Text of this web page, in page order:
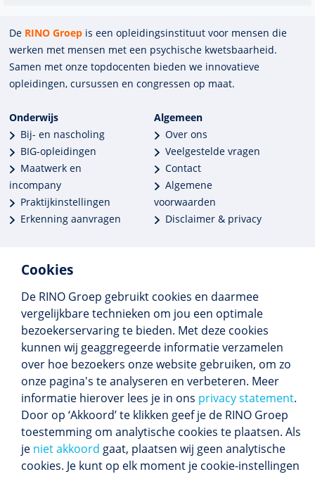
Cookies
De RINO Groep gebruikt cookies en daarmee
vergelijkbare technieken om jou een optimale
bezoekerservaring te bieden. Met deze cookies
kunnen wij geaggregeerde informatie verzamelen
over hoe bezoekers onze website gebruiken, om zo
onze pagina's te analyseren en verbeteren. Meer
informatie hierover lees je in ons privacy statement.
Door op ‘Akkoord’ te klikken geef je de RINO Groep
toestemming om analytische cookies te plaatsen. Als
je niet akkoord gaat, plaatsen wij geen analytische
cookies. Je kunt op elk moment je cookie-instellingen
De RINO Groep is een opleidings­insti­tuut voor mensen die
werken met mensen met een psychische kwets­baar­heid.
Samen met onze top­docenten bieden we innova­tieve
opleidingen, cursussen en congres­sen op maat.
Onderwijs
Bij- en nascholing
BIG-opleidingen
Maatwerk en
incompany
Praktijkinstellingen
Erkenning aanvragen
Algemeen
Over ons
Veelgestelde vragen
Contact
Algemene
voorwaarden
Disclaimer & privacy
Meer dan 250 opleidingen
Alle BIG-opleidingen in huis
Cedeo-erkend en CRKBO-geregistreerd
Gemiddelde beoordeling 8,4
Volg ons
Blijf op de hoogte van het (nieuwe) scholings­
aanbod en ons laatste nieuws.